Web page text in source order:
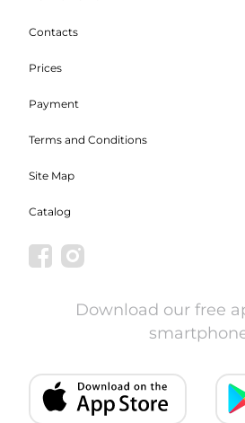
Contacts
Prices
Payment
Terms and Conditions
Site Map
Catalog
Download our free